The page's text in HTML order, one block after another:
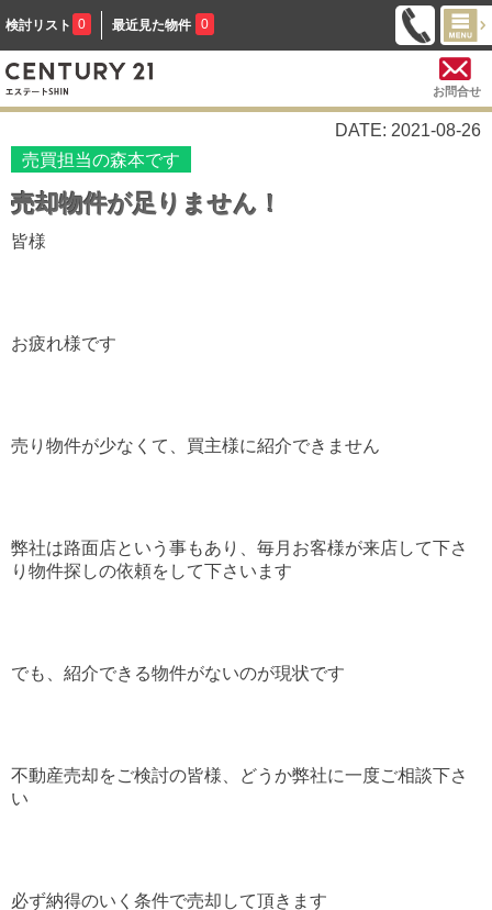
検討リスト 0 最近見た物件 0
お問合せ
DATE: 2021-08-26
売買担当の森本です
売却物件が足りません！
皆様
お疲れ様です
売り物件が少なくて、買主様に紹介できません
弊社は路面店という事もあり、毎月お客様が来店して下さ
り物件探しの依頼をして下さいます
でも、紹介できる物件がないのが現状です
不動産売却をご検討の皆様、どうか弊社に一度ご相談下さ
い
必ず納得のいく条件で売却して頂きます